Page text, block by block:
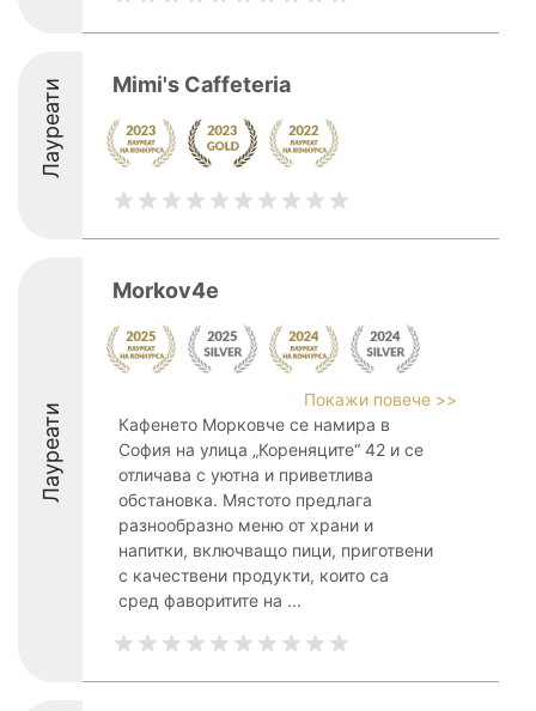
Лауреати Mimi's Caffeteria
Лауреати
Morkov4e
Покажи повече >>
Кафенето Морковче се намира в
София на улица „Кореняците“ 42 и се
отличава с уютна и приветлива
обстановка. Мястото предлага
разнообразно меню от храни и
напитки, включващо пици, приготвени
с качествени продукти, които са
сред фаворитите на ...